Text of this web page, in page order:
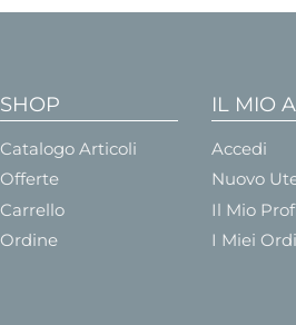
SHOP
Catalogo Articoli
Offerte
Carrello
Ordine
IL MIO
Accedi
Nuovo
Il Mio
I Miei